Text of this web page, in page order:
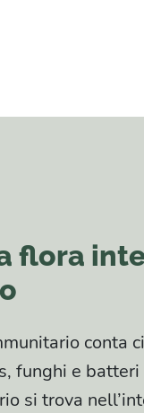
flora
conta
funghi e
si trova